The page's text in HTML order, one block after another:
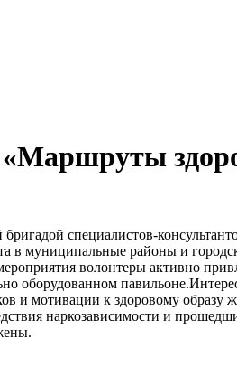
специалистов-
в муниципальные районы и
волонтеры активно
оборудованном
и мотивации к здоровому
наркозависимости и